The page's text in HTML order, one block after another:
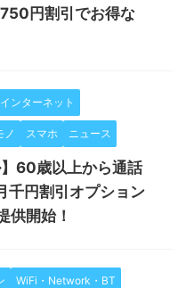
円割引でお得な
インターネット
ノ スマホ ニュース
】60歳以上から通話
千円割引オプション
供開始！
WiFi・Network・BT